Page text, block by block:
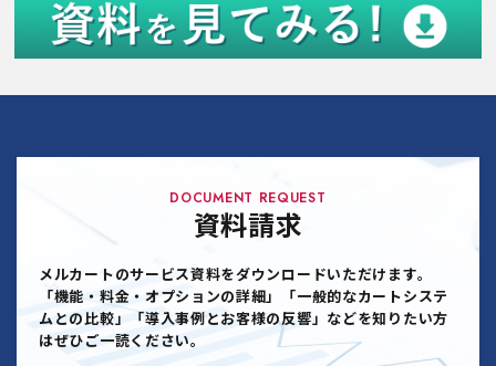
DOCUMENT REQUEST
資料請求
メルカートのサービス資料をダウンロードいただけます。
「機能・料金・オプションの詳細」「一般的なカートシステ
ムとの比較」「導入事例とお客様の反響」などを知りたい方
はぜひご一読ください。